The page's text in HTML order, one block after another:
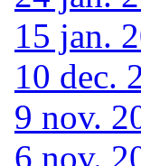
15 jan.
10 dec.
9 nov.
6 nov.